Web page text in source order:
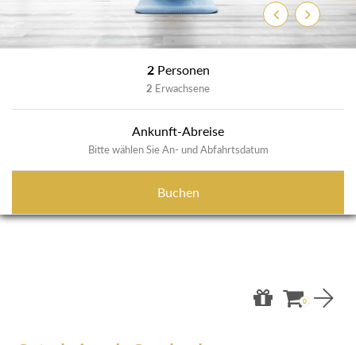
ZurückWeiter
2 Personen
2 Erwachsene
Ankunft-Abreise
Bitte wählen Sie An- und Abfahrtsdatum
Buchen